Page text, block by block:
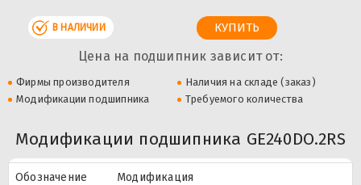
В НАЛИЧИИ
Цена на подшипник зависит от:
Фирмы производителя
Наличия на складе (заказ)
Модификации подшипника
Требуемого количества
Модификации подшипника GE240DO.2RS
Обозначение
Модификация